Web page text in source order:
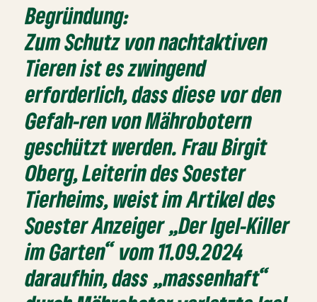
Begründung:
Zum Schutz von nachtaktiven
Tieren ist es zwingend
erforderlich, dass diese vor den
Gefah-ren von Mährobotern
geschützt werden. Frau Birgit
Oberg, Leiterin des Soester
Tierheims, weist im Artikel des
Soester Anzeiger „Der Igel-Killer
im Garten“ vom 11.09.2024
daraufhin, dass „massenhaft“